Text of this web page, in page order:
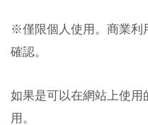
※僅限個人使用。商業利
確認。
如果是可以在網站上使
用。